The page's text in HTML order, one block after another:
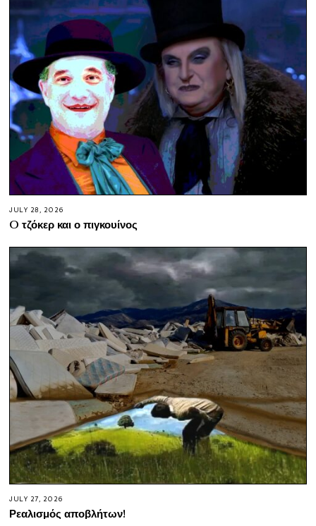
JULY 28, 2026
O τζόκερ και ο πιγκουίνος
JULY 27, 2026
Ρεαλισμός αποβλήτων!